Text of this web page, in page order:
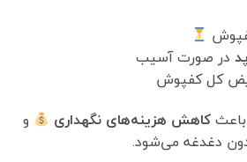
در صورت آسیب
کل کفپوش
کاهش هزینه‌های نگهداری
و
دغدغه می‌شود.